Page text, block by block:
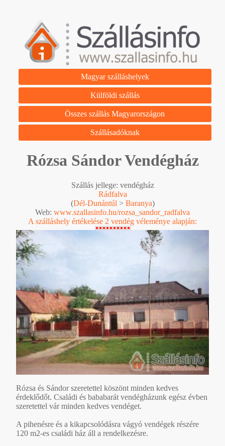
Magyar szálláshelyek
Külföldi szállás
Összes szállás Magyarországon
Szállásadóknak
Rózsa Sándor Vendégház
Szállás jellege: vendégház
Rádfalva
(Dél-Dunántúl > Baranya)
Web: www.szallasinfo.hu/rozsa_sandor_radfalva
A szálláshely értékelése 2 vendég véleménye alapján:
Rózsa és Sándor szeretettel köszönt minden kedves
érdeklődőt. Családi és bababarát vendégházunk egész évben
szeretettel vár minden kedves vendéget.
A pihenésre és a kikapcsolódásra vágyó vendégek részére
120 m2-es családi ház áll a rendelkezésre.